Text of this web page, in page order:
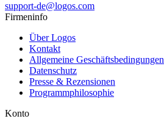
support-de@logos.com
Firmeninfo
Über Logos
Kontakt
Allgemeine Geschäftsbedingungen
Datenschutz
Presse & Rezensionen
Programmphilosophie
Konto